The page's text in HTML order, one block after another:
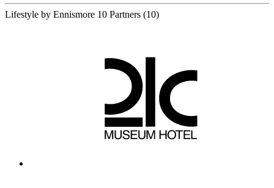
Lifestyle by Ennismore 10 Partners (10)